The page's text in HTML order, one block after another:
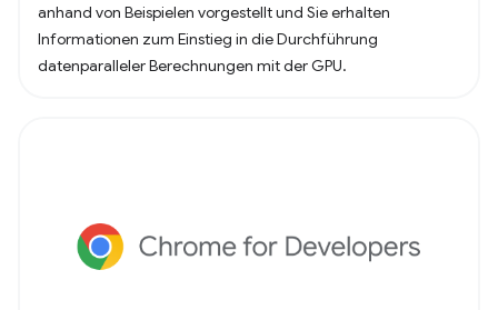
anhand von Beispielen vorgestellt und Sie erhalten
Informationen zum Einstieg in die Durchführung
datenparalleler Berechnungen mit der GPU.